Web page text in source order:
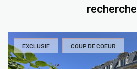
recherche
EXCLUSIF COUP DE COEUR